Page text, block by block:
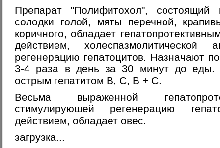
Препарат "Полифитохол", состоящий
солодки голой, мяты перечной,
коричного, обладает
действием, холеспазмолитической
регенерацию гепатоцитов. Назначают
3-4 раза в день за 30 минут до еды.
острым гепатитом В, С, В + С.
Весьма выраженной
стимулирующей регенерацию
действием, обладает овес.
загрузка...